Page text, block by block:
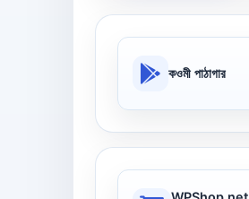
কওমী পাঠাগার